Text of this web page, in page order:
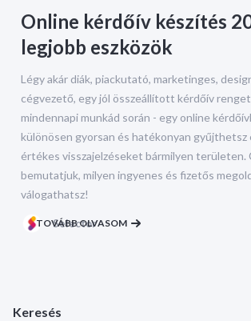
Online kérdőív készítés
legjobb eszközök
Légy akár diák, piackutató, marketinges,
cégvezető, egy jól összeállított kérdőív
mindennapi munkád során - egy online
különösen gyorsan és hatékonyan gyűjthetsz
értékes visszajelzéseket bármilyen területen.
bemutatjuk, milyen ingyenes és fizetős
válogathatsz!
Selector
TOVÁBB OLVASOM
Keresés